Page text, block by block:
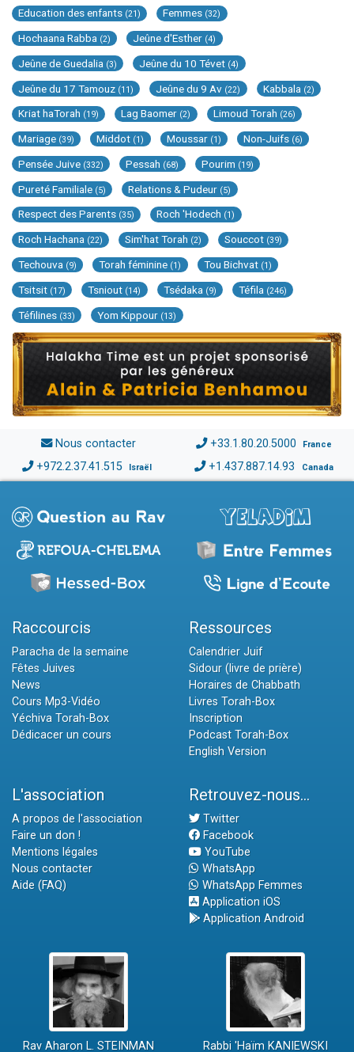
Education des enfants (21) Femmes (32)
Hochaana Rabba (2) Jeûne d'Esther (4)
Jeûne de Guedalia (3) Jeûne du 10 Tévet (4)
Jeûne du 17 Tamouz (11) Jeûne du 9 Av (22) Kabbala (2)
Kriat haTorah (19) Lag Baomer (2) Limoud Torah (26)
Mariage (39) Middot (1) Moussar (1) Non-Juifs (6)
Pensée Juive (332) Pessah (68) Pourim (19)
Pureté Familiale (5) Relations & Pudeur (5)
Respect des Parents (35) Roch 'Hodech (1)
Roch Hachana (22) Sim'hat Torah (2) Souccot (39)
Techouva (9) Torah féminine (1) Tou Bichvat (1)
Tsitsit (17) Tsniout (14) Tsédaka (9) Téfila (246)
Téfilines (33) Yom Kippour (13)
Nous contacter +33.1.80.20.5000 France
+972.2.37.41.515 Israël +1.437.887.14.93 Canada
Raccourcis
Paracha de la semaine
Fêtes Juives
News
Cours Mp3-Vidéo
Yéchiva Torah-Box
Dédicacer un cours
Ressources
Calendrier Juif
Sidour (livre de prière)
Horaires de Chabbath
Livres Torah-Box
Inscription
Podcast Torah-Box
English Version
L'association
A propos de l'association
Faire un don !
Mentions légales
Nous contacter
Aide (FAQ)
Retrouvez-nous...
Twitter
Facebook
YouTube
WhatsApp
WhatsApp Femmes
Application iOS
Application Android
Rav Aharon L. STEINMAN Rabbi 'Haïm KANIEWSKI